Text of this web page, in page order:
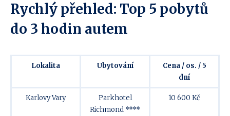
Rychlý přehled: Top 5 pobytů
do 3 hodin autem
Lokalita Ubytování
Cena / os. / 5
dní
Karlovy Vary
Parkhotel
Richmond ****
10 600 Kč